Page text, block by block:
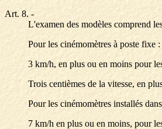
Art. 8.-
L'examen des modèles comprend
Pour les cinémomètres à poste fixe :
3 km/h, en plus ou en moins pour
Trois centièmes de la vitesse, en
Pour les cinémomètres installés
7 km/h en plus ou en moins, pour